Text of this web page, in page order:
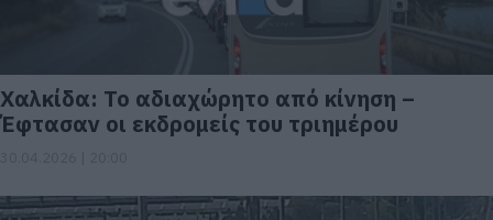
Χαλκίδα: Το αδιαχώρητο από κίνηση –
Έφτασαν οι εκδρομείς του τριημέρου